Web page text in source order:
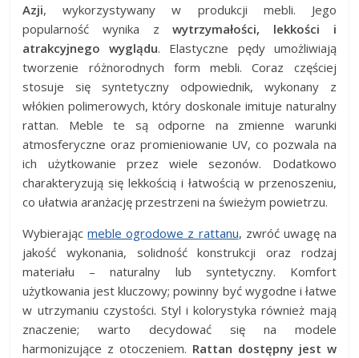
Azji, wykorzystywany w produkcji mebli. Jego
popularność wynika zwytrzymałości, lekkości i
atrakcyjnego wyglądu. Elastyczne pędy umożliwiają
tworzenie różnorodnych form mebli. Coraz częściej
stosuje się syntetyczny odpowiednik, wykonany z
włókien polimerowych, który doskonale imituje naturalny
rattan. Meble te są odporne na zmienne warunki
atmosferyczne oraz promieniowanie UV, co pozwala na
ich użytkowanie przez wiele sezonów. Dodatkowo
charakteryzują się lekkością i łatwością w przenoszeniu,
co ułatwia aranżację przestrzeni na świeżym powietrzu.
Wybierającmeble ogrodowe z rattanu, zwróć uwagę na
jakość wykonania, solidność konstrukcji oraz rodzaj
materiału – naturalny lub syntetyczny. Komfort
użytkowania jest kluczowy; powinny być wygodne i łatwe
w utrzymaniu czystości. Styl i kolorystyka również mają
znaczenie; warto decydować się na modele
harmonizujące z otoczeniem. Rattan dostępny jest w